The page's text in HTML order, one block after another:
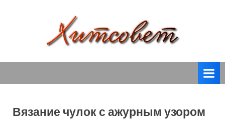
т
о
спицами,
крючком,
вязаные
модели
Вязание чулок с ажурным узором